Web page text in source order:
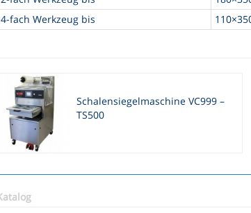
4-fach Werkzeug bis
Schalensiegelmaschine VC999 –
TS500